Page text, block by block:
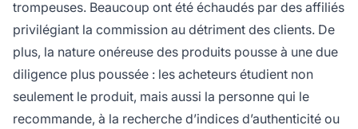
trompeuses. Beaucoup ont été échaudés par des affiliés
privilégiant la commission au détriment des clients. De
plus, la nature onéreuse des produits pousse à une due
diligence plus poussée : les acheteurs étudient non
seulement le produit, mais aussi la personne qui le
recommande, à la recherche d’indices d’authenticité ou